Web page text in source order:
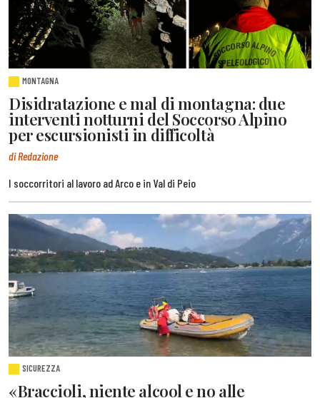
MONTAGNA
Disidratazione e mal di montagna: due
interventi notturni del Soccorso Alpino
per escursionisti in difficoltà
di Redazione
I soccorritori al lavoro ad Arco e in Val di Peio
SICUREZZA
«Braccioli, niente alcool e no alle